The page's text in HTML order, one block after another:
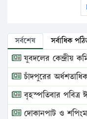
সর্বশেষ সর্বাধিক
যুবদলের কেন্দ্রীয়
চাঁদপুরের
বৃহস্পতিবার
দোকানপাট ও